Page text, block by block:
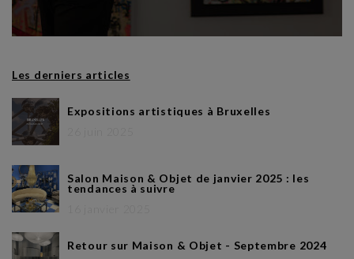
Les derniers articles
Expositions artistiques à Bruxelles
Salon Maison & Objet de janvier 2025 : les
tendances à suivre
Retour sur Maison & Objet - Septembre 2024